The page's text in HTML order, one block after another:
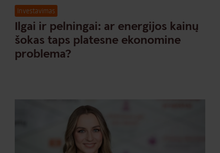
Investavimas
Ilgai ir pelningai: ar energijos kainų
šokas taps platesne ekonomine
problema?